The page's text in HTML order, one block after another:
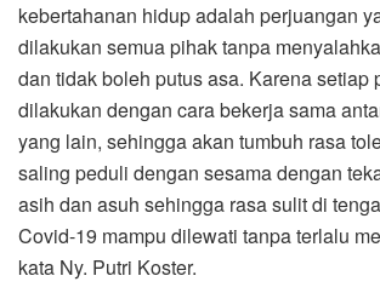
kebertahanan hidup adalah perjuangan
dilakukan semua pihak tanpa
dan tidak boleh putus asa. Karena setiap
dilakukan dengan cara bekerja sama
yang lain, sehingga akan tumbuh rasa
saling peduli dengan sesama dengan
asih dan asuh sehingga rasa sulit di
Covid-19 mampu dilewati tanpa terlalu
kata Ny. Putri Koster.